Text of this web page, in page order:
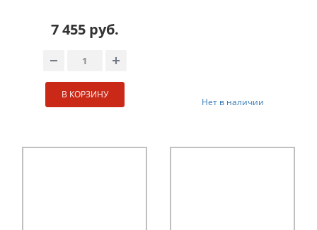
7 455 руб.
В КОРЗИНУ
Нет в наличии